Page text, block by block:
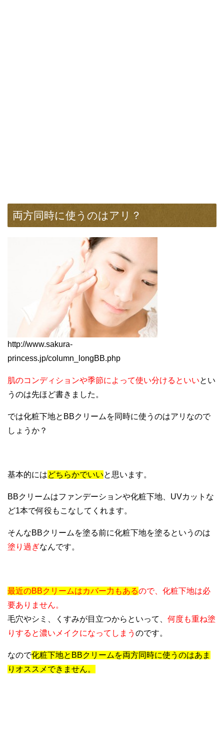
両方同時に使うのはアリ？
http://www.sakura-
princess.jp/column_longBB.php
肌のコンディションや季節によって使い分けるといいとい
うのは先ほど書きました。
では化粧下地とBBクリームを同時に使うのはアリなので
しょうか？
基本的にはどちらかでいいと思います。
BBクリームはファンデーションや化粧下地、UVカットな
ど1本で何役もこなしてくれます。
そんなBBクリームを塗る前に化粧下地を塗るというのは
塗り過ぎなんです。
最近のBBクリームはカバー力もあるので、化粧下地は必
要ありません。
毛穴やシミ、くすみが目立つからといって、 何度も重ね塗
りすると濃いメイクになってしまう のです。
なので化粧下地とBBクリームを両方同時に使うのはあま
りオススメできません。